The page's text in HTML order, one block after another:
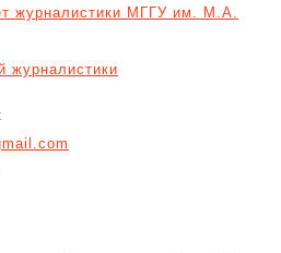
журналистики МГГУ им. М.А.
журналистики